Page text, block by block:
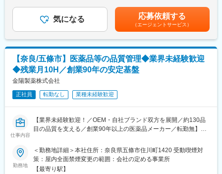
調整・試運転を行います。
月に一度程、出張で顧客先に向かい現場も感じていただけます。
気回路の設計まで担当できる業務の幅は広いです。
◎エンジニアとして電気だけでなくソフトや機械設計迄関われる
ことが出来る市場価値の上がるポジションです。
◎当部門には定期的に他業界からの入社者もおり育成の風土がご
ざいます。ご入社直後は管理職や先輩と業務を進めていただきま
す。
■同社製品について・特徴：
https://www.qualicaps.co.jp/product/machine/
◎機械の価格は2000万円台～3億円まで幅広く、業界でも国内納
◎当社の製剤機械は、多機能/高機能/使いやすさ/高精度/GMP対応
可能といった特長を持ち、カプセル/錠剤の一貫した製造ラインに
対応しています。
張手当:1日5000円あり※年間45万円程度賃金はあくまでも目安の
金額であり、選考を通じて上下する可能性があります。月給(月額)
は固定手当を含めた表記です。
気になる 応募依頼する
（エージェントサービス）
【奈良/五條市】医薬品等の品質管理◆業界未経験歓迎
◆残業月10H／創業90年の安定基盤
金陽製薬株式会社
正社員 転勤なし 業種未経験歓迎
仕事内容
【業界未経験歓迎！／OEM・自社ブランド双方を展開／約130品
目の品質を支える／創業90年以上の医薬品メーカー／転勤無】
■仕事内容
健康・美容ドリンクや漢方関連製品を手掛ける当社にて、品質管
理業務をお任せします。約130品目を取り扱っており、幅広い試
勤務地
＜勤務地詳細＞本社住所：奈良県五條市住川町1420 受動喫煙対
策：屋内全面禁煙変更の範囲：会社の定める事業所
【最寄り駅】